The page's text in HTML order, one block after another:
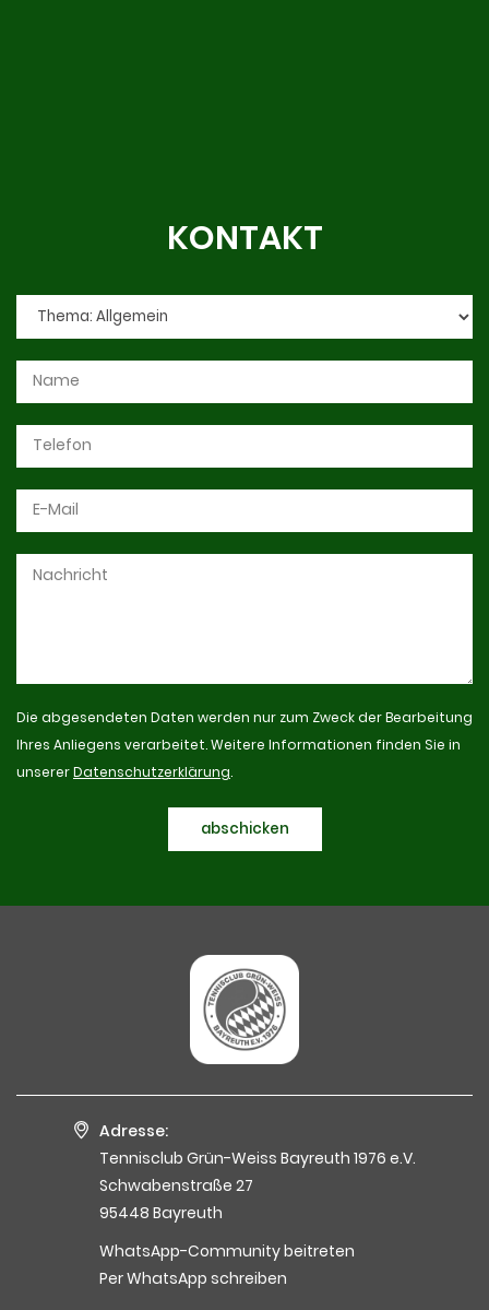
KONTAKT
Die abgesendeten Daten werden nur zum Zweck der Bearbeitung
Ihres Anliegens verarbeitet. Weitere Informationen finden Sie in
unsererDatenschutzerklärung.
abschicken
Adresse:
Tennisclub Grün-Weiss Bayreuth 1976 e.V.
Schwabenstraße 27
95448 Bayreuth
WhatsApp-Community beitreten
Per WhatsApp schreiben